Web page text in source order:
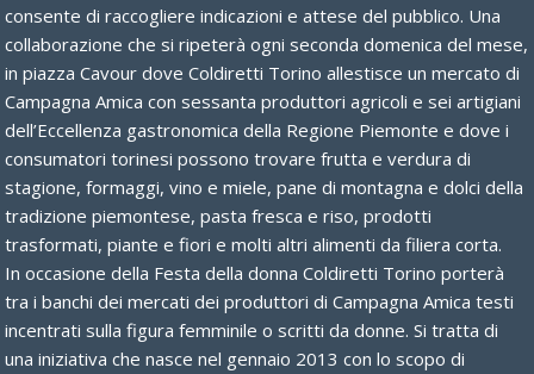
consente di raccogliere indicazioni e attese del pubblico. Una
collaborazione che si ripeterà ogni seconda domenica del mese,
in piazza Cavour dove Coldiretti Torino allestisce un mercato di
Campagna Amica con sessanta produttori agricoli e sei artigiani
dell’Eccellenza gastronomica della Regione Piemonte e dove i
consumatori torinesi possono trovare frutta e verdura di
stagione, formaggi, vino e miele, pane di montagna e dolci della
tradizione piemontese, pasta fresca e riso, prodotti
trasformati, piante e fiori e molti altri alimenti da filiera corta.
In occasione della Festa della donna Coldiretti Torino porterà
tra i banchi dei mercati dei produttori di Campagna Amica testi
incentrati sulla figura femminile o scritti da donne. Si tratta di
una iniziativa che nasce nel gennaio 2013 con lo scopo di